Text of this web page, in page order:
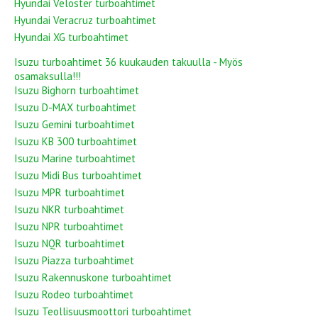
Hyundai Veloster turboahtimet
Hyundai Veracruz turboahtimet
Hyundai XG turboahtimet
Isuzu turboahtimet 36 kuukauden takuulla - Myös
osamaksulla!!!
Isuzu Bighorn turboahtimet
Isuzu D-MAX turboahtimet
Isuzu Gemini turboahtimet
Isuzu KB 300 turboahtimet
Isuzu Marine turboahtimet
Isuzu Midi Bus turboahtimet
Isuzu MPR turboahtimet
Isuzu NKR turboahtimet
Isuzu NPR turboahtimet
Isuzu NQR turboahtimet
Isuzu Piazza turboahtimet
Isuzu Rakennuskone turboahtimet
Isuzu Rodeo turboahtimet
Isuzu Teollisuusmoottori turboahtimet